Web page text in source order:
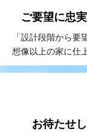
ご要望に忠
「設計段階から
想像以上の家に仕
お待たせ